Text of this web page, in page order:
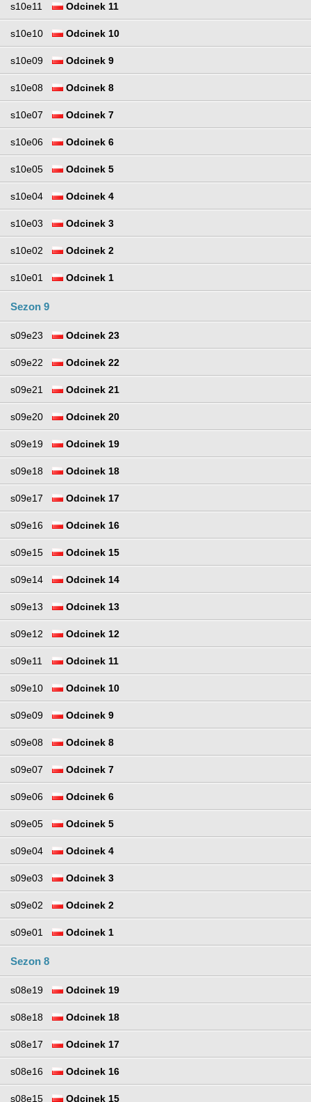
s10e11 Odcinek 11
s10e10 Odcinek 10
s10e09 Odcinek 9
s10e08 Odcinek 8
s10e07 Odcinek 7
s10e06 Odcinek 6
s10e05 Odcinek 5
s10e04 Odcinek 4
s10e03 Odcinek 3
s10e02 Odcinek 2
s10e01 Odcinek 1
Sezon 9
s09e23 Odcinek 23
s09e22 Odcinek 22
s09e21 Odcinek 21
s09e20 Odcinek 20
s09e19 Odcinek 19
s09e18 Odcinek 18
s09e17 Odcinek 17
s09e16 Odcinek 16
s09e15 Odcinek 15
s09e14 Odcinek 14
s09e13 Odcinek 13
s09e12 Odcinek 12
s09e11 Odcinek 11
s09e10 Odcinek 10
s09e09 Odcinek 9
s09e08 Odcinek 8
s09e07 Odcinek 7
s09e06 Odcinek 6
s09e05 Odcinek 5
s09e04 Odcinek 4
s09e03 Odcinek 3
s09e02 Odcinek 2
s09e01 Odcinek 1
Sezon 8
s08e19 Odcinek 19
s08e18 Odcinek 18
s08e17 Odcinek 17
s08e16 Odcinek 16
s08e15 Odcinek 15